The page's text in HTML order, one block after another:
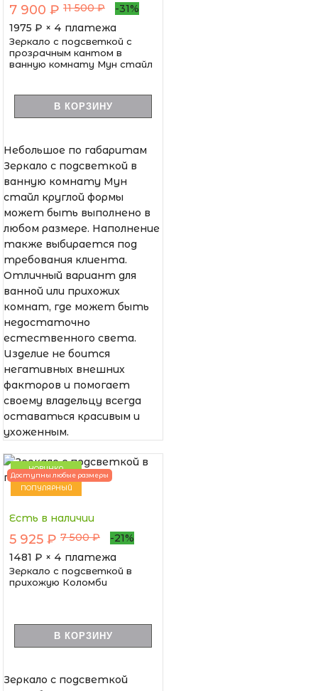
7 900 ₽ 11 500 ₽
-31%
1975 ₽ × 4 платежа
Зеркало с подсветкой с
прозрачным кантом в
ванную комнату Мун стайл
В КОРЗИНУ
Небольшое по габаритам
Зеркало с подсветкой в
ванную комнату Мун
стайл круглой формы
может быть выполнено в
любом размере. Наполнение
также выбирается под
требования клиента.
Отличный вариант для
ванной или прихожих
комнат, где может быть
недостаточно
естественного света.
Изделие не боится
негативных внешних
факторов и помогает
своему владельцу всегда
оставаться красивым и
ухоженным.
НОВИНКА
ПОПУЛЯРНЫЙ
Доступны любые размеры
Есть в наличии
5 925 ₽ 7 500 ₽
-21%
1481 ₽ × 4 платежа
Зеркало с подсветкой в
прихожую Коломби
В КОРЗИНУ
Зеркало с подсветкой